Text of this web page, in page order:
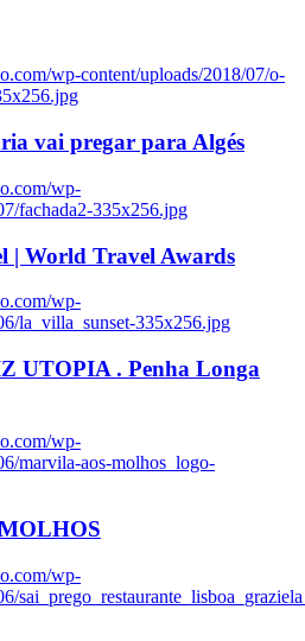
wp-content/uploads/2018/07/o-
vai pregar para Algés
wp-
fachada2-335x256.jpg
| World Travel Awards
wp-
la_villa_sunset-335x256.jpg
UTOPIA . Penha Longa
wp-
marvila-aos-molhos_logo-
wp-